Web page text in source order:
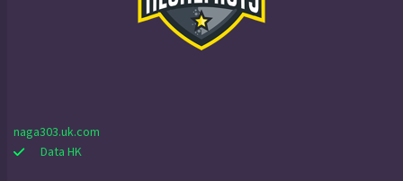
naga303.uk.com
Data HK